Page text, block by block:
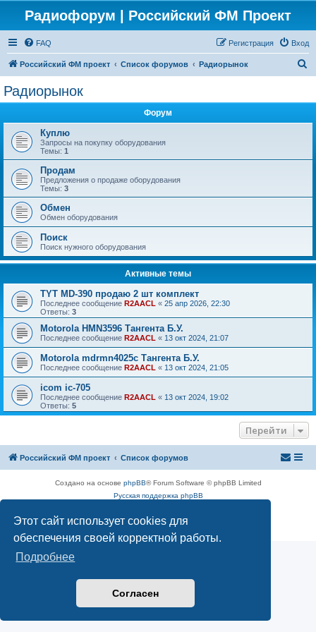
Этот сайт использует cookies для
обеспечения своей корректной работы.
Подробнее
Согласен
Радиофорум | Российский ФМ Проект
FAQ Вход
Регистрация
Российский ФМ проект Список форумов Радиорынок
Радиорынок
Форум
Куплю
Запросы на покупку оборудования
Темы: 1
Продам
Предложения о продаже оборудования
Темы: 3
Обмен
Обмен оборудования
Поиск
Поиск нужного оборудования
Активные темы
TYT MD-390 продаю 2 шт комплект
Последнее сообщение R2AACL « 25 апр 2026, 22:30
Ответы: 3
Motorola HMN3596 Тангента Б.У.
Последнее сообщение R2AACL « 13 окт 2024, 21:07
Motorola mdrmn4025с Тангента Б.У.
Последнее сообщение R2AACL « 13 окт 2024, 21:05
icom ic-705
Последнее сообщение R2AACL « 13 окт 2024, 19:02
Ответы: 5
Перейти
Российский ФМ проект Список форумов
Создано на основе phpBB® Forum Software © phpBB Limited
Русская поддержка phpBB